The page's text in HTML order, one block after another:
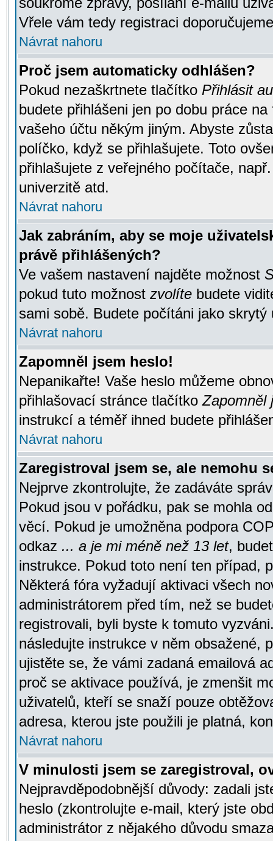
Vřele vám tedy registraci
Návrat nahoru
Proč jsem automaticky odhlášen?
Pokud nezaškrtnete tlačítko Přihlásit
budete přihlášeni jen po dobu práce
vašeho účtu někým jiným. Abyste
políčko, když se přihlašujete. Toto
přihlašujete z veřejného počítače,
univerzitě atd.
Návrat nahoru
Jak zabráním, aby se moje
právě přihlášených?
Ve vašem nastavení najděte možnost
pokud tuto možnost zvolíte budete
sami sobě. Budete počítáni jako skrytý
Návrat nahoru
Zapomněl jsem heslo!
Nepanikařte! Vaše heslo můžeme
přihlašovací stránce tlačítkoZapomněl
instrukcí a téměř ihned budete
Návrat nahoru
Zaregistroval jsem se, ale nemohu
Nejprve zkontrolujte, že zadáváte
Pokud jsou v pořádku, pak se mohla
věcí. Pokud je umožněna podpora
odkaz ... a je mi méně než 13 let,
instrukce. Pokud toto není ten případ,
Některá fóra vyžadují aktivaci všech
administrátorem před tím, než se
registrovali, byli byste k tomuto
následujte instrukce v něm obsažené,
ujistěte se, že vámi zadaná emailová
proč se aktivace používá, je zmenšit
uživatelů, kteří se snaží pouze
adresa, kterou jste použili je platná,
Návrat nahoru
V minulosti jsem se zaregistroval,
Nejpravděpodobnější důvody: zadali
heslo (zkontrolujte e-mail, který jste
administrátor z nějakého důvodu